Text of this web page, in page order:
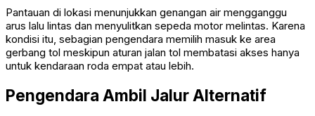
Pantauan di lokasi menunjukkan genangan air mengganggu
arus lalu lintas dan menyulitkan sepeda motor melintas. Karena
kondisi itu, sebagian pengendara memilih masuk ke area
gerbang tol meskipun aturan jalan tol membatasi akses hanya
untuk kendaraan roda empat atau lebih.
Pengendara Ambil Jalur Alternatif